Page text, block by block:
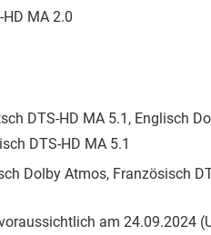
MA 2.0
DTS-HD MA 5.1, Englisch
DTS-HD MA 5.1
Dolby Atmos, Französisch
am 24.09.2024